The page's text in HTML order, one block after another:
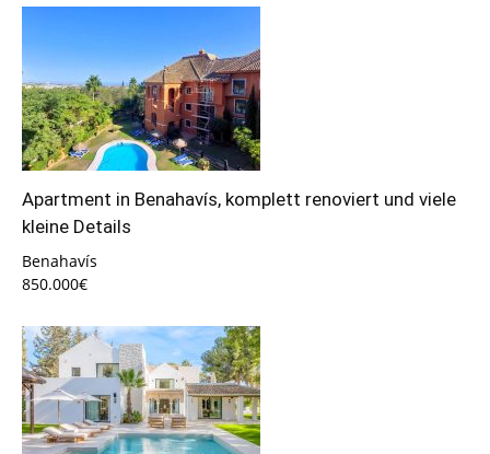
Apartment in Benahavís, komplett renoviert und viele
kleine Details
Benahavís
850.000€